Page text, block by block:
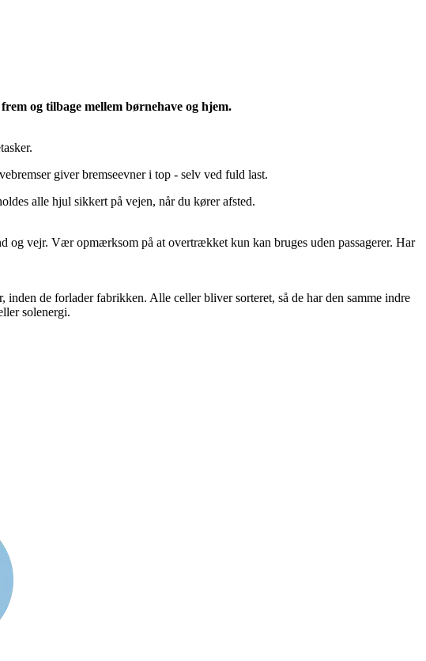
og tilbage mellem børnehave og hjem.
giver bremseevner i top - selv ved fuld last.
alle hjul sikkert på vejen, når du kører afsted.
vejr. Vær opmærksom på at overtrækket kun kan bruges uden passagerer. Har
de forlader fabrikken. Alle celler bliver sorteret, så de har den samme indre
solenergi.